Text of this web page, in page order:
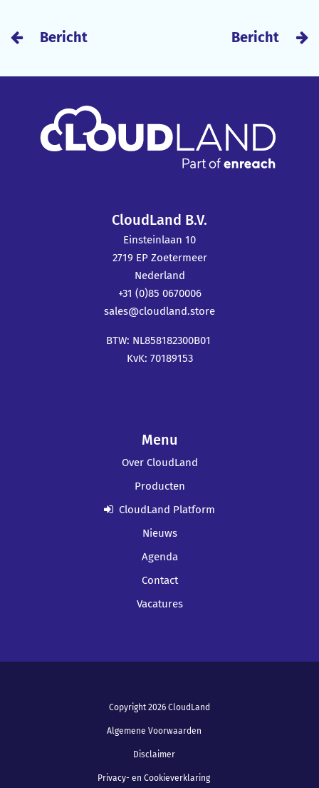
Bericht Bericht
CloudLand B.V.
Einsteinlaan 10
2719 EP Zoetermeer
Nederland
+31 (0)85 0670006
sales@cloudland.store
BTW: NL858182300B01
KvK: 70189153
Menu
Over CloudLand
Producten
CloudLand Platform
Nieuws
Agenda
Contact
Vacatures
Copyright 2026 CloudLand
Algemene Voorwaarden
Disclaimer
Privacy- en Cookieverklaring